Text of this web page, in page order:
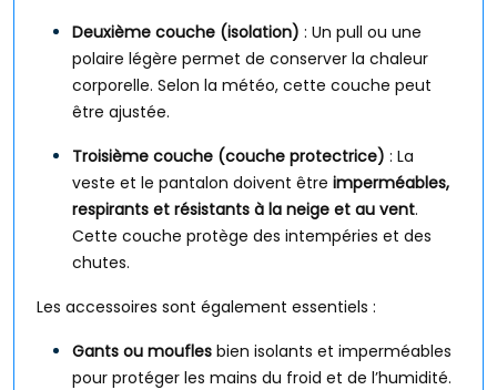
Deuxième couche (isolation) : Un pull ou une
polaire légère permet de conserver la chaleur
corporelle. Selon la météo, cette couche peut
être ajustée.
Troisième couche (couche protectrice) : La
veste et le pantalon doivent être imperméables,
respirants et résistants à la neige et au vent.
Cette couche protège des intempéries et des
chutes.
Les accessoires sont également essentiels :
Gants ou moufles bien isolants et imperméables
pour protéger les mains du froid et de l’humidité.